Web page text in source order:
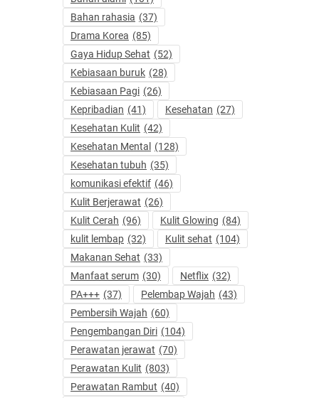
Bahan rahasia (37)
Drama Korea (85)
Gaya Hidup Sehat (52)
Kebiasaan buruk (28)
Kebiasaan Pagi (26)
Kepribadian (41) Kesehatan (27)
Kesehatan Kulit (42)
Kesehatan Mental
(128)
Kesehatan tubuh (35)
komunikasi efektif (46)
Kulit Berjerawat (26)
Kulit Cerah (96) Kulit Glowing (84)
kulit lembap (32) Kulit sehat (104)
Makanan Sehat (33)
Manfaat serum (30) Netflix (32)
PA+++ (37) Pelembap Wajah (43)
Pembersih Wajah (60)
Pengembangan Diri (104)
Perawatan jerawat (70)
Perawatan Kulit (803)
Perawatan Rambut (40)